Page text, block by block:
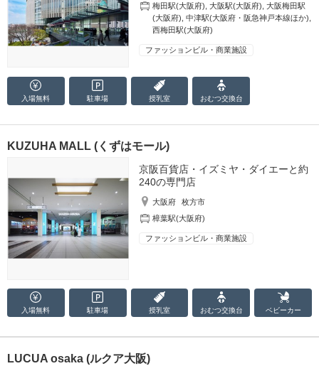
梅田駅(大阪府) ,大阪駅(大阪府) ,大阪梅田駅
(大阪府) ,中津駅(大阪府・阪急神戸本線ほか)
西梅田駅(大阪府)
ファッションビル・商業施設
入場無料 駐車場 授乳室 おむつ交換台
KUZUHA MALL (くずはモール)
京阪百貨店・イズミヤ・ダイエーと約
240の専門店
大阪府
枚方市
樟葉駅(大阪府)
ファッションビル・商業施設
入場無料 駐車場 授乳室 おむつ交換台 ベビーカー
LUCUA osaka (ルクア大阪)